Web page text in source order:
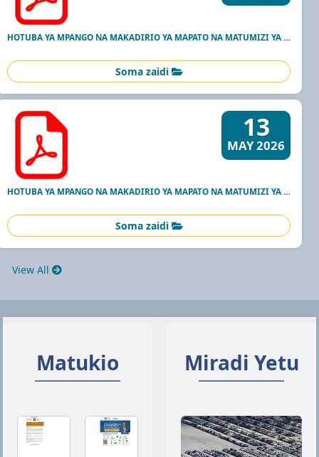
HOTUBA YA MPANGO NA MAKADIRIO YA MAPATO NA MATUMIZI YA FEDHA KWA MWAKA WA FEDHA 2026/27
Soma zaidi
13
MAY 2026
HOTUBA YA MPANGO NA MAKADIRIO YA MAPATO NA MATUMIZI YA FEDHA KWA MWAKA WA FEDHA 2026/27
Soma zaidi
View All
Matukio Miradi Yetu